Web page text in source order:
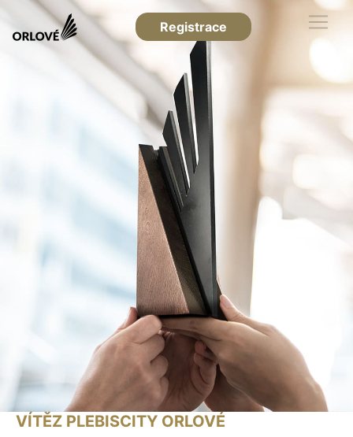
Registrace
VÍTĚZ PLEBISCITY ORLOVÉ